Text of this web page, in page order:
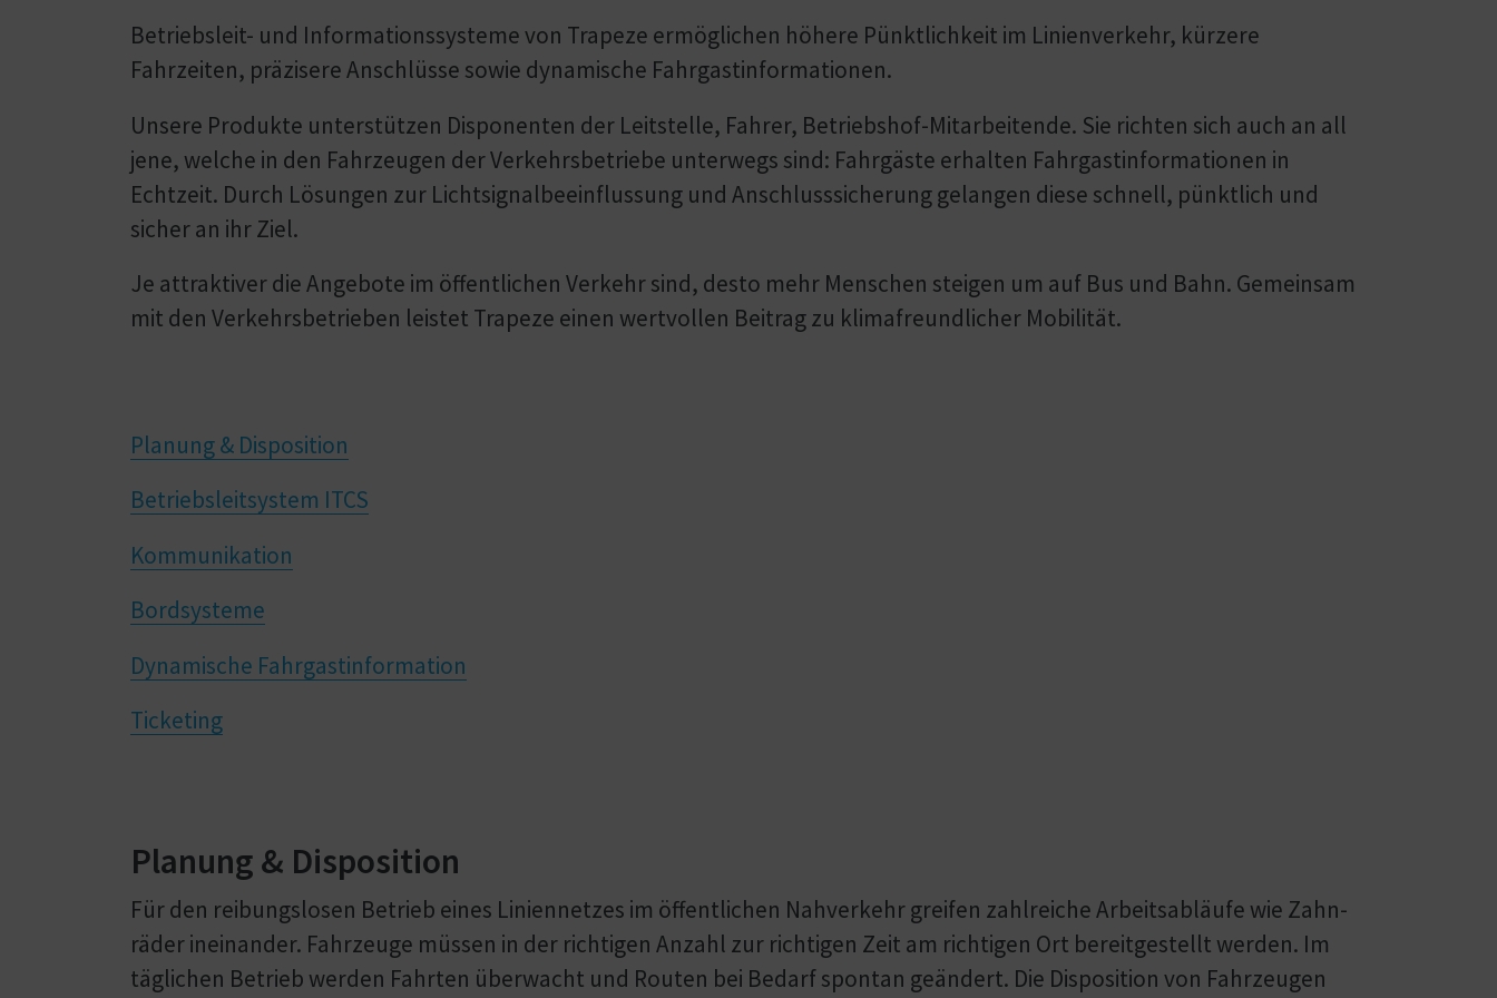
Betriebsleit- und Informations­systeme von Trapeze ermöglichen höhere Pünktlichkeit im Linien­verkehr, kürzere
Fahrzeiten, präzisere Anschlüsse sowie dynamische Fahrgast­infor­mationen.
Unsere Produkte unterstützen Disponenten der Leitstelle, Fahrer, Betriebshof-Mitarbeitende. Sie richten sich auch an all
jene, welche in den Fahrzeugen der Verkehrs­betriebe unterwegs sind: Fahrgäste erhalten Fahrgast­informationen in
Echtzeit. Durch Lösungen zur Lichtsignalbeeinflussung und Anschlusssicherung gelangen diese schnell, pünktlich und
sicher an ihr Ziel.
Je attraktiver die Angebote im öffentlichen Verkehr sind, desto mehr Menschen steigen um auf Bus und Bahn. Gemeinsam
mit den Verkehrsbetrieben leistet Trapeze einen wertvollen Beitrag zu klimafreundlicher Mobilität.
Planung & Disposition
Betriebsleitsystem ITCS
Kommunikation
Bordsysteme
Dynamische Fahrgastinformation
Ticketing
Planung & Disposition
Für den reibungslosen Betrieb eines Linien­netzes im öffentlichen Nahverkehr greifen zahlreiche Arbeitsabläufe wie Zahn­
räder ineinander. Fahrzeuge müssen in der richtigen Anzahl zur richtigen Zeit am richtigen Ort bereitgestellt werden. Im
täg­lichen Betrieb werden Fahrten überwacht und Routen bei Bedarf spontan geändert. Die Disposition von Fahrzeugen